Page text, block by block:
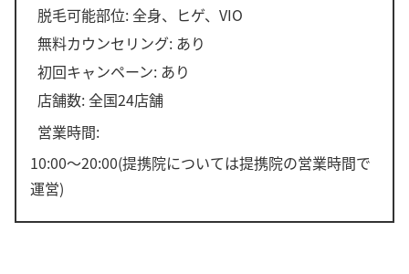
脱毛可能部位: 全身、ヒゲ、VIO
無料カウンセリング: あり
初回キャンペーン: あり
店舗数: 全国24店舗
営業時間:
10:00～20:00(提携院については提携院の営業時間で
運営)